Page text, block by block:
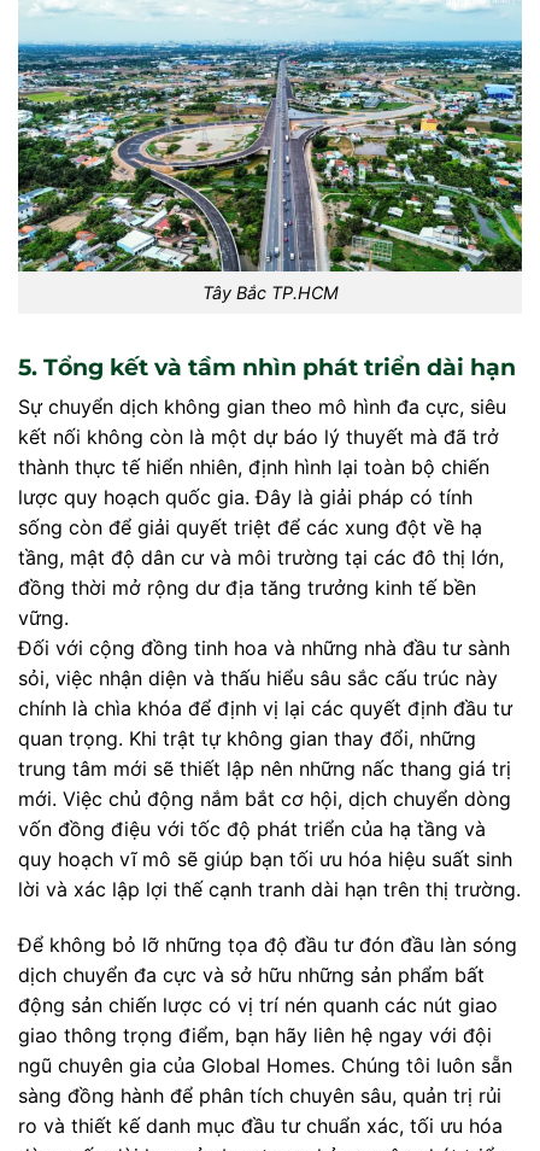
Tây Bắc TP.HCM
5. Tổng kết và tầm nhìn phát triển dài hạn
Sự chuyển dịch không gian theo mô hình đa cực, siêu
kết nối không còn là một dự báo lý thuyết mà đã trở
thành thực tế hiển nhiên, định hình lại toàn bộ chiến
lược quy hoạch quốc gia. Đây là giải pháp có tính
sống còn để giải quyết triệt để các xung đột về hạ
tầng, mật độ dân cư và môi trường tại các đô thị lớn,
đồng thời mở rộng dư địa tăng trưởng kinh tế bền
vững.
Đối với cộng đồng tinh hoa và những nhà đầu tư sành
sỏi, việc nhận diện và thấu hiểu sâu sắc cấu trúc này
chính là chìa khóa để định vị lại các quyết định đầu tư
quan trọng. Khi trật tự không gian thay đổi, những
trung tâm mới sẽ thiết lập nên những nấc thang giá trị
mới. Việc chủ động nắm bắt cơ hội, dịch chuyển dòng
vốn đồng điệu với tốc độ phát triển của hạ tầng và
quy hoạch vĩ mô sẽ giúp bạn tối ưu hóa hiệu suất sinh
lời và xác lập lợi thế cạnh tranh dài hạn trên thị trường.
Để không bỏ lỡ những tọa độ đầu tư đón đầu làn sóng
dịch chuyển đa cực và sở hữu những sản phẩm bất
động sản chiến lược có vị trí nén quanh các nút giao
giao thông trọng điểm, bạn hãy liên hệ ngay với đội
ngũ chuyên gia của Global Homes. Chúng tôi luôn sẵn
sàng đồng hành để phân tích chuyên sâu, quản trị rủi
ro và thiết kế danh mục đầu tư chuẩn xác, tối ưu hóa